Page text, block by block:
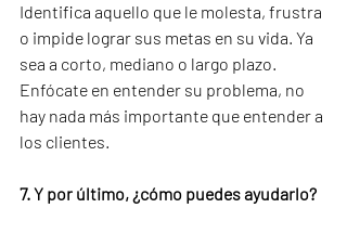
Identifica aquello que le molesta, frustra
o impide lograr sus metas en su vida. Ya
sea a corto, mediano o largo plazo.
Enfócate en entender su problema, no
hay nada más importante que entender a
los clientes.
7. Y por último, ¿cómo puedes ayudarlo?